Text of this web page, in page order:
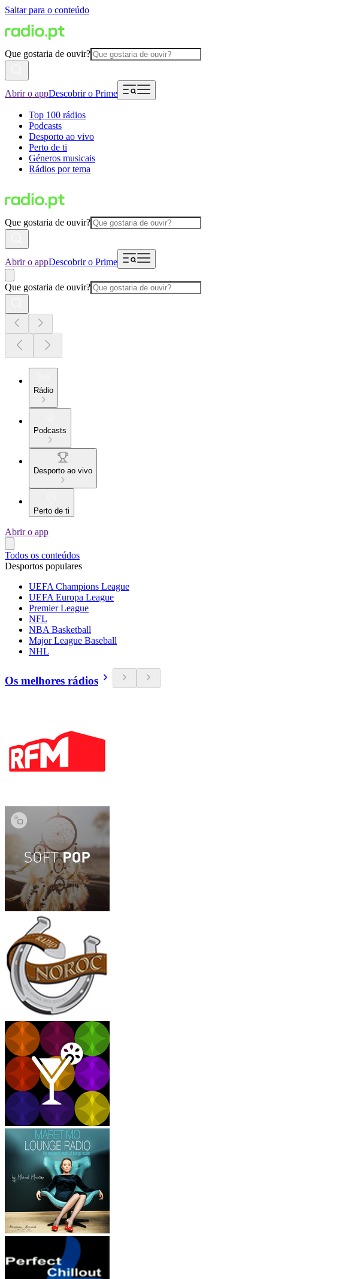
Saltar para o conteúdo
Que gostaria de ouvir?
Abrir o appDescobrir o Prime
Top 100 rádios
Podcasts
Desporto ao vivo
Perto de ti
Géneros musicais
Rádios por tema
Que gostaria de ouvir?
Abrir o appDescobrir o Prime
Que gostaria de ouvir?
Rádio
Podcasts
Desporto ao vivo
Perto de ti
Abrir o app
Todos os conteúdos
Desportos populares
UEFA Champions League
UEFA Europa League
Premier League
NFL
NBA Basketball
Major League Baseball
NHL
Os melhores rádios